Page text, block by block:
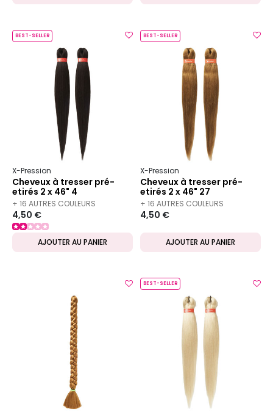
BEST-SELLER
X-Pression
Cheveux à tresser pré-
etirés 2 x 46" 4
+ 16 AUTRES COULEURS
DISPONIBLES
4,50 €
AJOUTER AU PANIER
BEST-SELLER
X-Pression
Cheveux à tresser pré-
etirés 2 x 46" 27
+ 16 AUTRES COULEURS
DISPONIBLES
4,50 €
AJOUTER AU PANIER
BEST-SELLER